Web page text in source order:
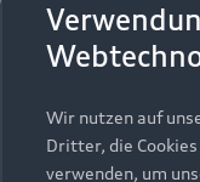
Modelle
Alle Modelle
Kaufen &
Wir nutzen auf
Dritter, die
verwenden, um